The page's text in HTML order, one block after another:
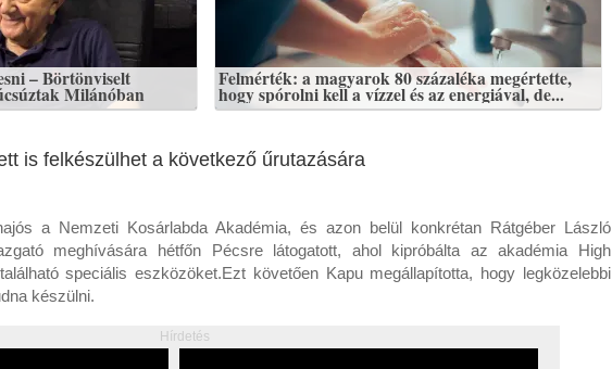
– Börtönviselt
Milánóban
Felmérték: a magyarok 80 százaléka megértette,
hogy spórolni kell a vízzel és az energiával, de...
is felkészülhet a következő űrutazására
a Nemzeti Kosárlabda Akadémia, és azon belül konkrétan Rátgéber László
meghívására hétfőn Pécsre látogatott, ahol kipróbálta az akadémia High
speciális eszközöket.Ezt követően Kapu megállapította, hogy legközelebbi
készülni.
Hírdetés